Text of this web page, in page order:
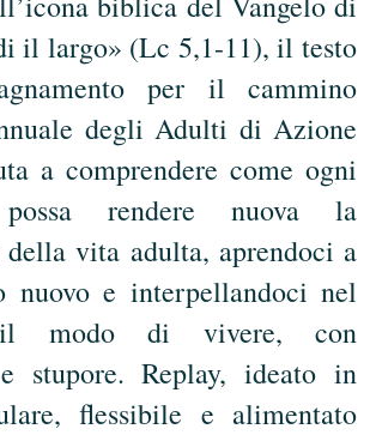
il largo» (Lc 5,1-11), il testo
per il cammino
degli Adulti di Azione
a comprendere come ogni
possa rendere nuova la
vita adulta, aprendoci a
nuovo e interpellandoci nel
il modo di vivere, con
stupore. Replay, ideato in
flessibile e alimentato